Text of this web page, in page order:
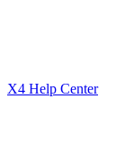
X4 Help Center